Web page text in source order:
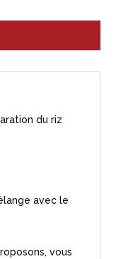
du riz
avec le
vous